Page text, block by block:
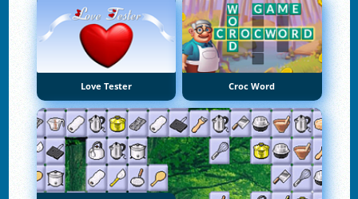
Love Tester Croc Word